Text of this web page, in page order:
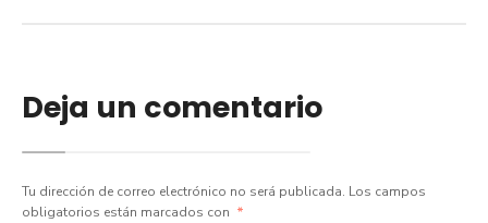
Deja un comentario
Tu dirección de correo electrónico no será publicada. Los campos
obligatorios están marcados con *